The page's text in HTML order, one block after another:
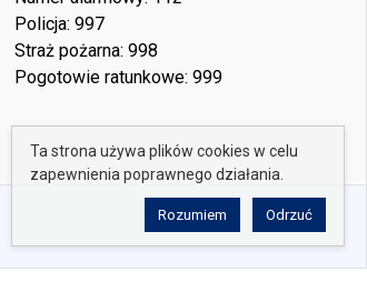
Policja: 997
Straż pożarna: 998
Pogotowie ratunkowe: 999
Ta strona używa plików cookies w celu
zapewnienia poprawnego działania.
Rozumiem Odrzuć